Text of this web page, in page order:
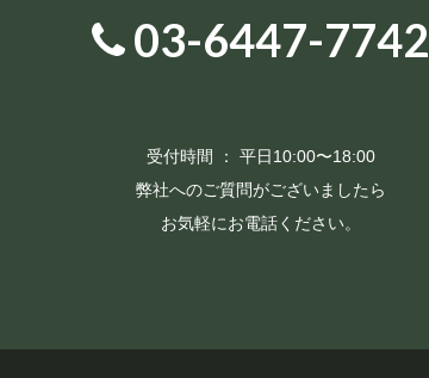
03-6447-7742
受付時間 ： 平日10:00〜18:00
弊社へのご質問がございましたら
お気軽にお電話ください。